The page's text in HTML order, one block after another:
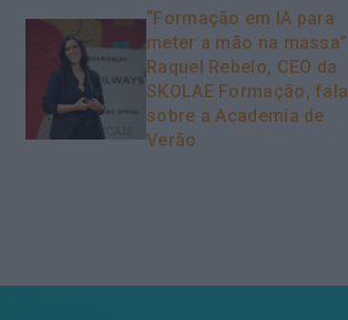
“Formação em IA para
meter a mão na massa”
Raquel Rebelo, CEO da
SKOLAE Formação, fala
sobre a Academia de
Verão